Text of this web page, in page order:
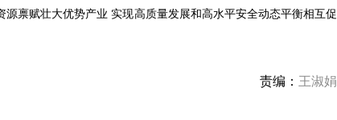
禀赋壮大优势产业 实现高质量发展和高水平安全动态平衡相互促
责编： 王淑娟